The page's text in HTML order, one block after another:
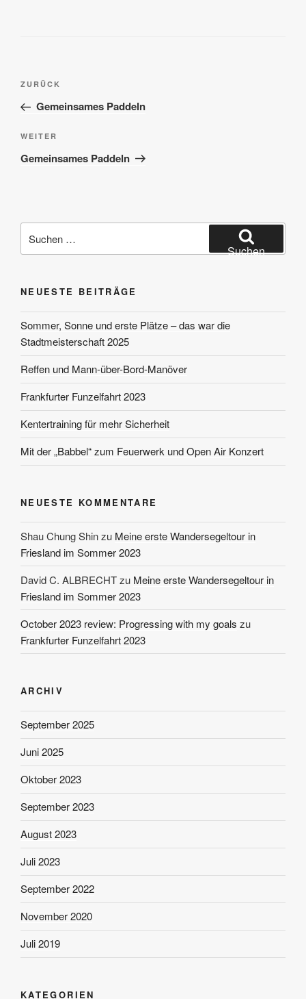
Beitragsnavigation
Vorheriger
Beitrag
ZURÜCK
Gemeinsames Paddeln
Nächster
Beitrag
WEITER
Gemeinsames Paddeln
nach:
Suchen
NEUESTE BEITRÄGE
Sommer, Sonne und erste Plätze – das war die
Stadtmeisterschaft 2025
Reffen und Mann-über-Bord-Manöver
Frankfurter Funzelfahrt 2023
Kentertraining für mehr Sicherheit
Mit der „Babbel“ zum Feuerwerk und Open Air Konzert
NEUESTE KOMMENTARE
Shau Chung Shinzu Meine erste Wandersegeltour in
Friesland im Sommer 2023
David C. ALBRECHTzu Meine erste Wandersegeltour in
Friesland im Sommer 2023
October 2023 review: Progressing with my goals zu
Frankfurter Funzelfahrt 2023
ARCHIV
September 2025
Juni 2025
Oktober 2023
September 2023
August 2023
Juli 2023
September 2022
November 2020
Juli 2019
KATEGORIEN